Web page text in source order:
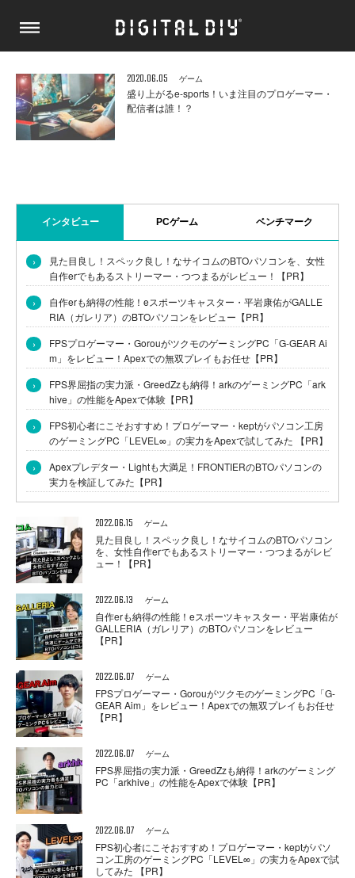
2020.06.05 ゲーム
盛り上がるe-sports！いま注目のプロゲーマー・
配信者は誰！？
インタビュー PCゲーム ベンチマーク
›
見た目良し！スペック良し！なサイコムのBTOパソコンを、女性
自作erでもあるストリーマー・つつまるがレビュー！【PR】
›
自作erも納得の性能！eスポーツキャスター・平岩康佑がGALLE
RIA（ガレリア）のBTOパソコンをレビュー【PR】
›
FPSプロゲーマー・GorouがツクモのゲーミングPC「G-GEAR Ai
m」をレビュー！Apexでの無双プレイもお任せ【PR】
›
FPS界屈指の実力派・GreedZzも納得！arkのゲーミングPC「ark
hive」の性能をApexで体験【PR】
›
FPS初心者にこそおすすめ！プロゲーマー・keptがパソコン工房
のゲーミングPC「LEVEL∞」の実力をApexで試してみた 【PR】
›
Apexプレデター・Lightも大満足！FRONTIERのBTOパソコンの
実力を検証してみた【PR】
2022.06.15 ゲーム
見た目良し！スペック良し！なサイコムのBTOパソコン
を、女性自作erでもあるストリーマー・つつまるがレビ
ュー！【PR】
2022.06.13 ゲーム
自作erも納得の性能！eスポーツキャスター・平岩康佑が
GALLERIA（ガレリア）のBTOパソコンをレビュー
【PR】
2022.06.07 ゲーム
FPSプロゲーマー・GorouがツクモのゲーミングPC「G-
GEAR Aim」をレビュー！Apexでの無双プレイもお任せ
【PR】
2022.06.07 ゲーム
FPS界屈指の実力派・GreedZzも納得！arkのゲーミング
PC「arkhive」の性能をApexで体験【PR】
2022.06.07 ゲーム
FPS初心者にこそおすすめ！プロゲーマー・keptがパソ
コン工房のゲーミングPC「LEVEL∞」の実力をApexで試
してみた 【PR】